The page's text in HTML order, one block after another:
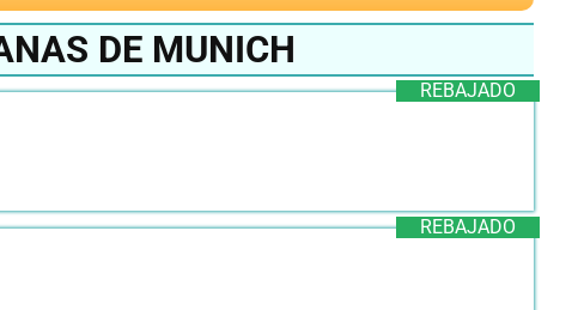
DE MUNICH
REBAJADO
REBAJADO